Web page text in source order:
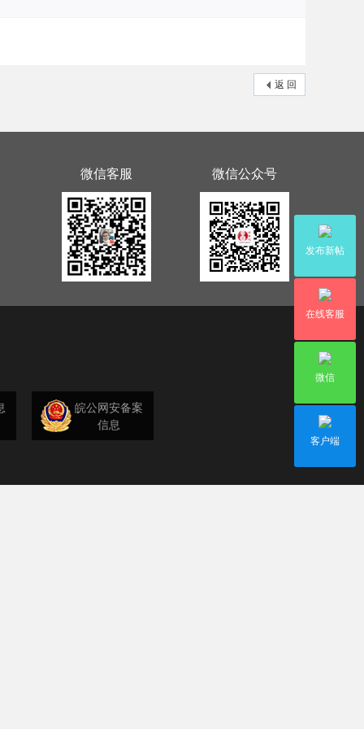
返 回
发布新帖
在线客服
微信
客户端
微信客服 微信公众号
皖公网安备案
信息